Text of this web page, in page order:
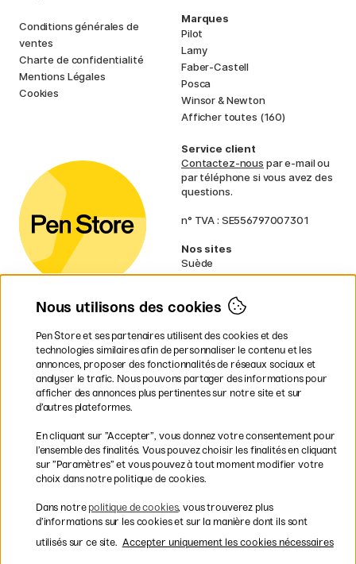
Conditions générales de
ventes
Charte de confidentialité
Mentions Légales
Cookies
Marques
Pilot
Lamy
Faber-Castell
Posca
Winsor & Newton
Afficher toutes (160)
Service client
Contactez-nous par e-mail ou
par téléphone si vous avez des
questions.
n° TVA : SE556797007301
Nos sites
Suède
Norvège
Finlande
Irlande
Pays-Bas
Royaume-Uni
UE
volumineux.
Les modes de paiement
Nous utilisons des cookies
Pen Store et ses partenaires utilisent des cookies et des
technologies similaires afin de personnaliser le contenu et les
annonces, proposer des fonctionnalités de réseaux sociaux et
analyser le trafic. Nous pouvons partager des informations pour
afficher des annonces plus pertinentes sur notre site et sur
d’autres plateformes.
En cliquant sur ”Accepter”, vous donnez votre consentement pour
l’ensemble des finalités. Vous pouvez choisir les finalités en cliquant
sur ”Paramètres” et vous pouvez à tout moment modifier votre
choix dans notre politique de cookies.
Dans notre politique de cookies, vous trouverez plus
d’informations sur les cookies et sur la manière dont ils sont
utilisés sur ce site. Accepter uniquement les cookies nécessaires